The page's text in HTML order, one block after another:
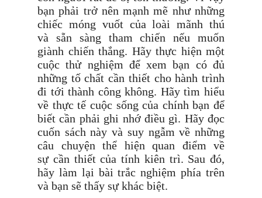
bạn phải trở nên mạnh mẽ như những
chiếc móng vuốt của loài mãnh thú
và sẵn sàng tham chiến nếu muốn
giành chiến thắng. Hãy thực hiện một
cuộc thử nghiệm để xem bạn có đủ
những tố chất cần thiết cho hành trình
đi tới thành công không. Hãy tìm hiểu
về thực tế cuộc sống của chính bạn để
biết cần phải ghi nhớ điều gì. Hãy đọc
cuốn sách này và suy ngẫm về những
câu chuyện thể hiện quan điểm về
sự cần thiết của tính kiên trì. Sau đó,
hãy làm lại bài trắc nghiệm phía trên
và bạn sẽ thấy sự khác biệt.